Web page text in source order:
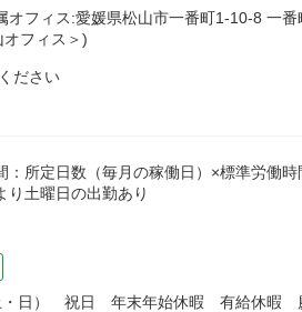
オフィス:愛媛県松山市一番町1-10-8 一番
フィス＞)
ださい
：所定日数（毎月の稼働日）×標準労働時
土曜日の出勤あり
・日） 祝日 年末年始休暇 有給休暇